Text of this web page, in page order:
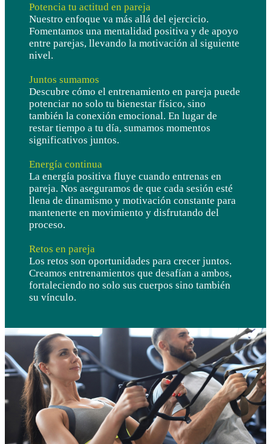
Potencia tu actitud en pareja
Nuestro enfoque va más allá del ejercicio.
Fomentamos una mentalidad positiva y de apoyo
entre parejas, llevando la motivación al siguiente
nivel.
Juntos sumamos
Descubre cómo el entrenamiento en pareja puede
potenciar no solo tu bienestar físico, sino
también la conexión emocional. En lugar de
restar tiempo a tu día, sumamos momentos
significativos juntos.
Energía continua
La energía positiva fluye cuando entrenas en
pareja. Nos aseguramos de que cada sesión esté
llena de dinamismo y motivación constante para
mantenerte en movimiento y disfrutando del
proceso.
Retos en pareja
Los retos son oportunidades para crecer juntos.
Creamos entrenamientos que desafían a ambos,
fortaleciendo no solo sus cuerpos sino también
su vínculo.